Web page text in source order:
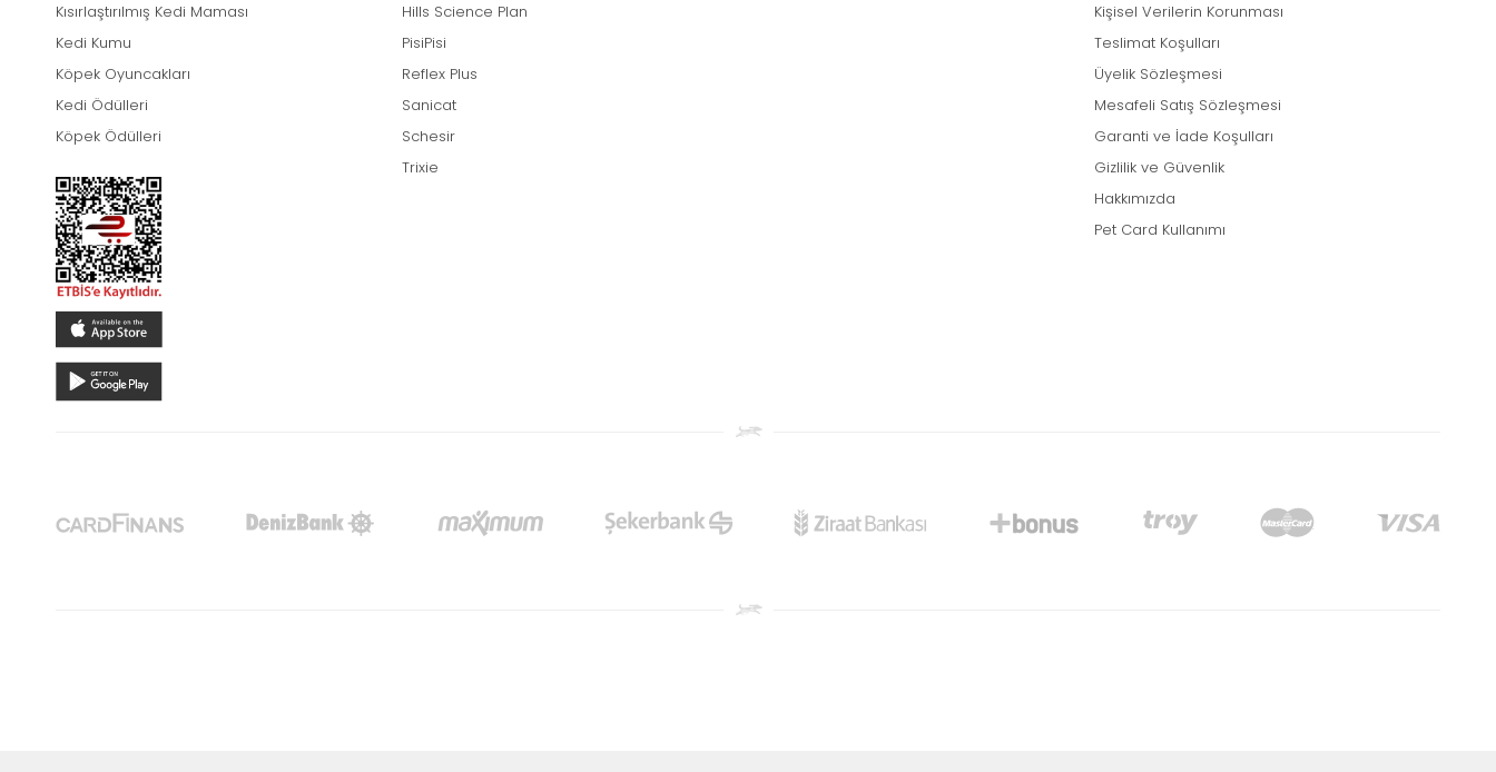
Kısırlaştırılmış Kedi Maması
Kedi Kumu
Köpek Oyuncakları
Kedi Ödülleri
Köpek Ödülleri
Hills Science Plan
PisiPisi
Reflex Plus
Sanicat
Schesir
Trixie
Kişisel Verilerin Korunması
Teslimat Koşulları
Üyelik Sözleşmesi
Mesafeli Satış Sözleşmesi
Garanti ve İade Koşulları
Gizlilik ve Güvenlik
Hakkımızda
Pet Card Kullanımı